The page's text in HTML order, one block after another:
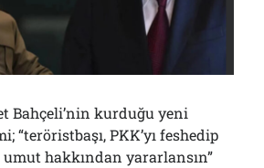
Bahçeli’nin kurduğu yeni
“teröristbaşı, PKK’yı feshedip
umut hakkından yararlansın”